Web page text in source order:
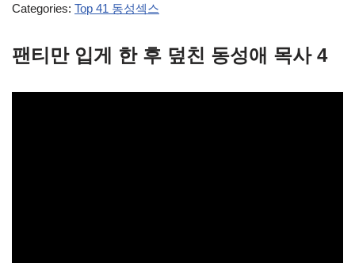
Categories: Top 41 동성섹스
팬티만 입게 한 후 덮친 동성애 목사 4